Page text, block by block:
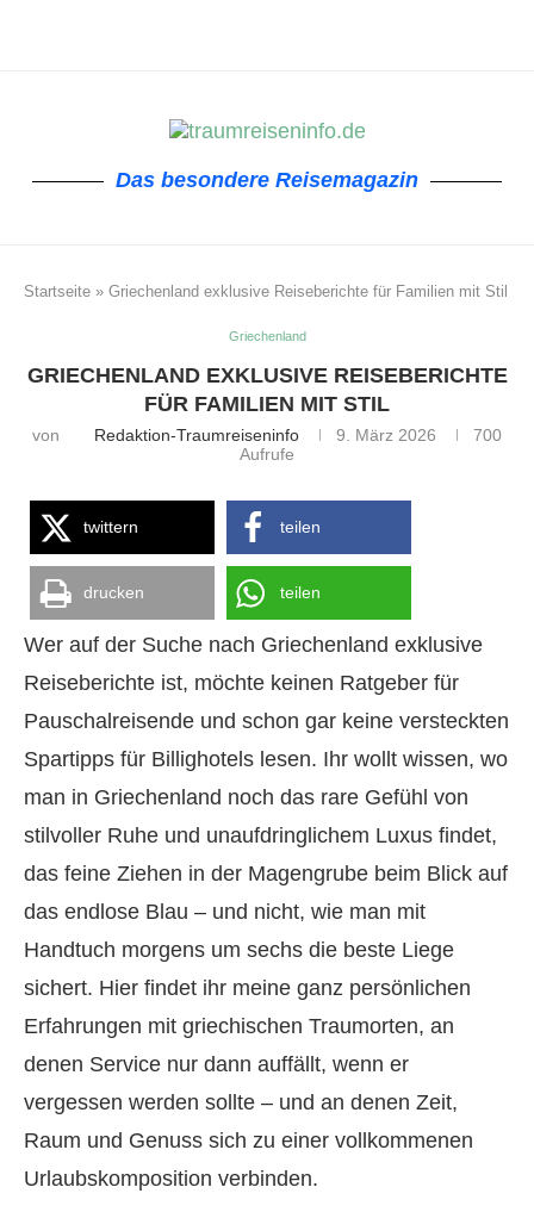
Das besondere Reisemagazin
Startseite » Griechenland exklusive Reiseberichte für Familien mit Stil
Griechenland
GRIECHENLAND EXKLUSIVE REISEBERICHTE
FÜR FAMILIEN MIT STIL
von Redaktion-Traumreiseninfo 9. März 2026
700
Aufrufe
twittern teilen
drucken teilen
Wer auf der Suche nach Griechenland exklusive
Reiseberichte ist, möchte keinen Ratgeber für
Pauschalreisende und schon gar keine versteckten
Spartipps für Billighotels lesen. Ihr wollt wissen, wo
man in Griechenland noch das rare Gefühl von
stilvoller Ruhe und unaufdringlichem Luxus findet,
das feine Ziehen in der Magengrube beim Blick auf
das endlose Blau – und nicht, wie man mit
Handtuch morgens um sechs die beste Liege
sichert. Hier findet ihr meine ganz persönlichen
Erfahrungen mit griechischen Traumorten, an
denen Service nur dann auffällt, wenn er
vergessen werden sollte – und an denen Zeit,
Raum und Genuss sich zu einer vollkommenen
Urlaubskomposition verbinden.